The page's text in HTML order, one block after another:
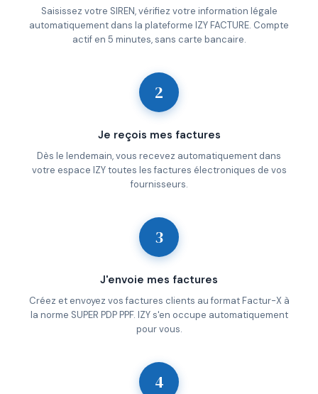
Saisissez votre SIREN, vérifiez votre information légale
automatiquement dans la plateforme IZY FACTURE. Compte
actif en 5 minutes, sans carte bancaire.
2
Je reçois mes factures
Dès le lendemain, vous recevez automatiquement dans
votre espace IZY toutes les factures électroniques de vos
fournisseurs.
3
J'envoie mes factures
Créez et envoyez vos factures clients au format Factur-X à
la norme SUPER PDP PPF. IZY s'en occupe automatiquement
pour vous.
4